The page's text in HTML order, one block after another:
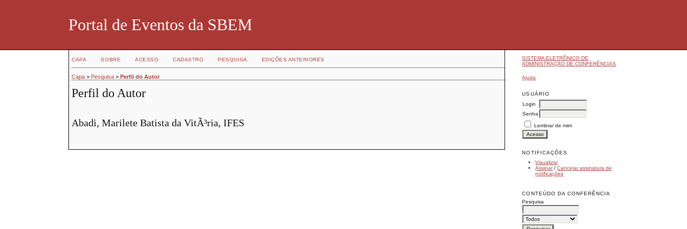
Portal de Eventos da SBEM
SISTEMA ELETRÔNICO DE
ADMINISTRAÇÃO DE CONFERÊNCIAS
Ajuda
USUÁRIO
Login
Senha
Lembrar de mim
NOTIFICAÇÕES
Visualizar
Assinar/Cancelar assinatura de
notificações
CONTEÚDO DA CONFERÊNCIA
Pesquisa
CAPA SOBRE ACESSO CADASTRO PESQUISA EDIÇÕES ANTERIORES
Capa > Pesquisa >Perfil do Autor
Perfil do Autor
Abadi, Marilete Batista da VitÃ³ria, IFES